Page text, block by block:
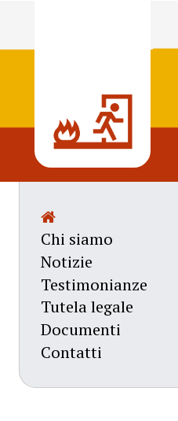
Chi siamo
Notizie
Testimonianze
Tutela legale
Documenti
Contatti